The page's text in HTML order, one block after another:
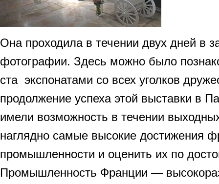
Она проходила в течении двух дней в
фотографии. Здесь можно было
ста экспонатами со всех уголков
продолжение успеха этой выставки в
имели возможность в течении
наглядно самые высокие достижения
промышленности и оценить их по
Промышленность Франции —